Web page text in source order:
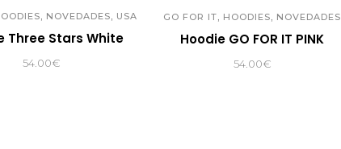
, NOVEDADES, USA
Three Stars White
54.00€
GO FOR IT, HOODIES, NOVEDADES
Hoodie GO FOR IT PINK
54.00€